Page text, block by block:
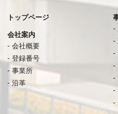
トップページ
会社案内
会社概要
登録番号
事業所
沿革